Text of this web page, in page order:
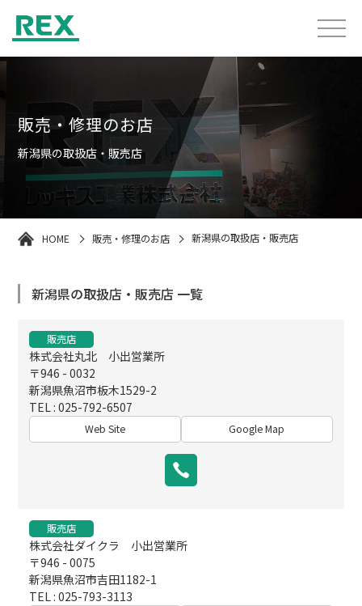
販売・修理のお店
新潟県の取扱店・販売店
HOME 販売・修理のお店 新潟県の取扱店・販売店
新潟県の取扱店・販売店 一覧
販売店
株式会社丸北 小出営業所
〒946 - 0032
新潟県魚沼市板木1529-2
TEL : 025-792-6507
Web Site Google Map
販売店
株式会社ダイクラ 小出営業所
〒946 - 0075
新潟県魚沼市吉田1182-1
TEL : 025-793-3113